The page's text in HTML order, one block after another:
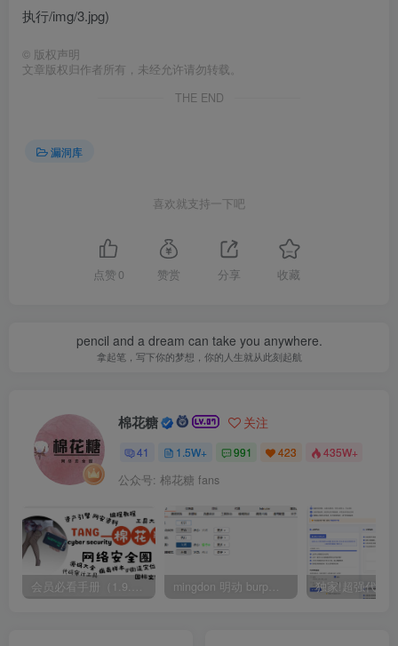
执行/img/3.jpg)
© 版权声明
文章版权归作者所有，未经允许请勿转载。
THE END
漏洞库
喜欢就支持一下吧
点赞 0 赞赏 分享 收藏
pencil and a dream can take you anywhere.
拿起笔，写下你的梦想，你的人生就从此刻起航
棉花糖 关注
41 1.5W+ 991 423 435W+
公众号: 棉花糖 fans
会员必看手册（1.9.0版本 26.4.5更新） mingdon 明动 burp插件0.2.6版本 本地时间校验去除版